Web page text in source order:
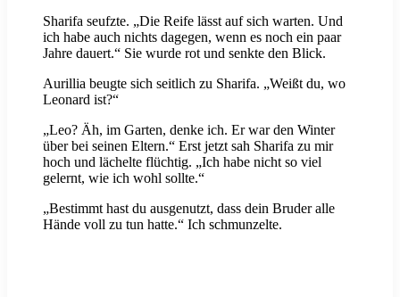
Sharifa seufzte. „Die Reife lässt auf sich warten. Und
ich habe auch nichts dagegen, wenn es noch ein paar
Jahre dauert.“ Sie wurde rot und senkte den Blick.
Aurillia beugte sich seitlich zu Sharifa. „Weißt du, wo
Leonard ist?“
„Leo? Äh, im Garten, denke ich. Er war den Winter
über bei seinen Eltern.“ Erst jetzt sah Sharifa zu mir
hoch und lächelte flüchtig. „Ich habe nicht so viel
gelernt, wie ich wohl sollte.“
„Bestimmt hast du ausgenutzt, dass dein Bruder alle
Hände voll zu tun hatte.“ Ich schmunzelte.